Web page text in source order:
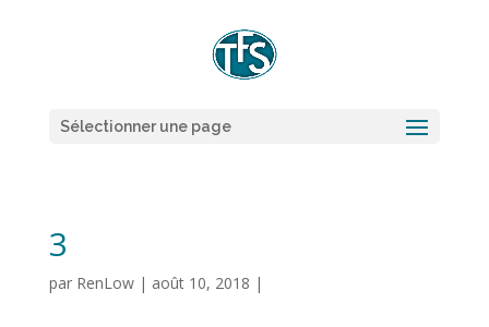
Sélectionner une page
3
par RenLow| août 10, 2018 |